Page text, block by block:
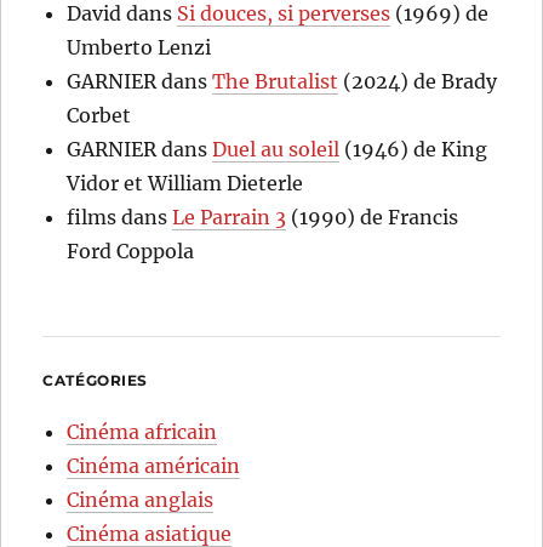
David dans Si douces, si perverses (1969) de
Umberto Lenzi
GARNIER dansThe Brutalist (2024) de Brady
Corbet
GARNIER dansDuel au soleil (1946) de King
Vidor et William Dieterle
films dansLe Parrain 3 (1990) de Francis
Ford Coppola
CATÉGORIES
Cinéma africain
Cinéma américain
Cinéma anglais
Cinéma asiatique